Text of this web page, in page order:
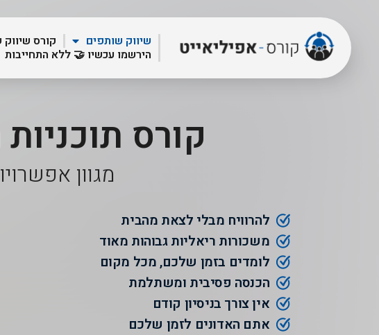
שיווק שותפים קורס
הירשמו עכשיו 🤝 ללא התחייבות
קורס
מגוון
להרוויח מבלי לצאת מהבית
משכורות ריאליות גבוהות מאוד
לומדים בזמן שלכם, מכל מקום
הכנסה פסיבית ומשתלמת
אין צורך בניסיון קודם
אתם האדונים לזמן שלכם